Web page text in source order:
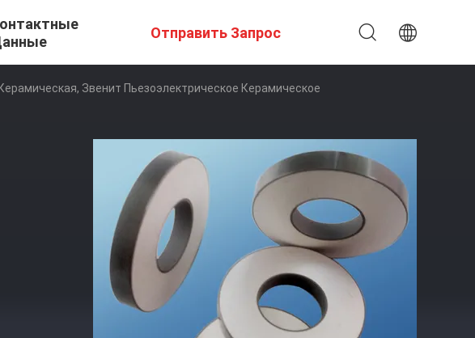
Отправить Запрос
Звенит Пьезоэлектрическое Керамическое